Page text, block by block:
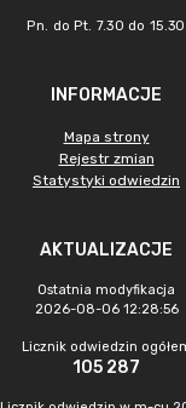
Pn. do Pt. 7.30 do 15.30
INFORMACJE
Mapa strony
Rejestr zmian
Statystyki odwiedzin
AKTUALIZACJE
Ostatnia modyfikacja
2026-08-06 12:28:56
Licznik odwiedzin
105 287